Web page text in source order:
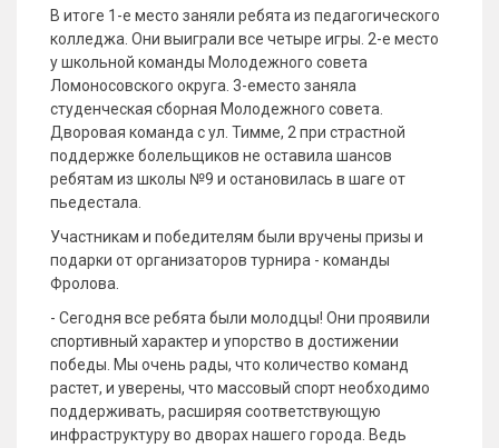
В итоге 1-е место заняли ребята из педагогического
колледжа. Они выиграли все четыре игры. 2-е место
у школьной команды Молодежного совета
Ломоносовского округа. 3-еместо заняла
студенческая сборная Молодежного совета.
Дворовая команда с ул. Тимме, 2 при страстной
поддержке болельщиков не оставила шансов
ребятам из школы №9 и остановилась в шаге от
пьедестала.
Участникам и победителям были вручены призы и
подарки от организаторов турнира - команды
Фролова.
- Сегодня все ребята были молодцы! Они проявили
спортивный характер и упорство в достижении
победы. Мы очень рады, что количество команд
растет, и уверены, что массовый спорт необходимо
поддерживать, расширяя соответствующую
инфраструктуру во дворах нашего города. Ведь